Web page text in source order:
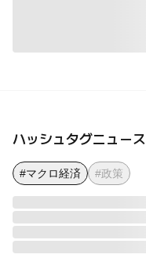
ハッシュタグニュース
#マクロ経済 #政策